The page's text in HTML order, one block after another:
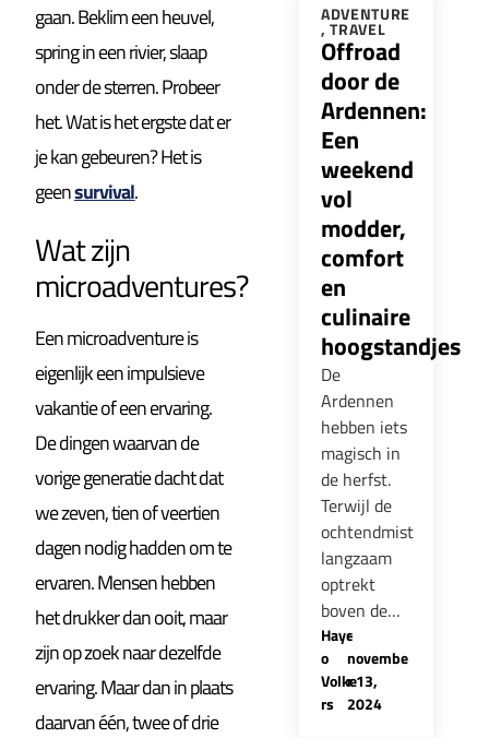
gaan. Beklim een heuvel,
spring in een rivier, slaap
onder de sterren. Probeer
het. Wat is het ergste dat er
je kan gebeuren? Het is
geensurvival.
Wat zijn
microadventures?
Een microadventure is
eigenlijk een impulsieve
vakantie of een ervaring.
De dingen waarvan de
vorige generatie dacht dat
we zeven, tien of veertien
dagen nodig hadden om te
ervaren. Mensen hebben
het drukker dan ooit, maar
zijn op zoek naar dezelfde
ervaring. Maar dan in plaats
daarvan één, twee of drie
ADVENTURE
,TRAVEL
Offroad
door de
Ardennen:
Een
weekend
vol
modder,
comfort
en
culinaire
hoogstandjes
De
Ardennen
hebben iets
magisch in
de herfst.
Terwijl de
ochtendmist
langzaam
optrekt
boven de…
Hayc
o
Volke
rs
-
novembe
r 13,
2024